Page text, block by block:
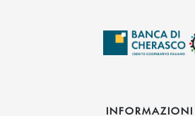
INFORMAZIONI